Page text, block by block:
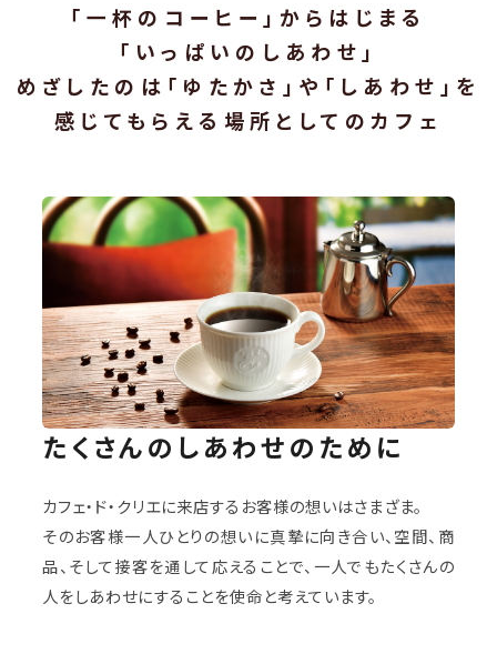
リサイクルプログラム
コーヒー診断
アレンジレシピ
ご利用
ガイド
よくある
質問
お問い
合わせ
法人様
ページ
OFFICIAL SNS
「一杯のコーヒー」からはじまる
「いっぱいのしあわせ」
めざしたのは「ゆたかさ」や「しあわせ」を
感じてもらえる場所としてのカフェ
たくさんのしあわせのために
カフェ・ド・クリエに来店するお客様の想いはさまざま。
そのお客様一人ひとりの想いに真摯に向き合い、空間、商
品、そして接客を通して応えることで、一人でもたくさんの
人をしあわせにすることを使命と考えています。